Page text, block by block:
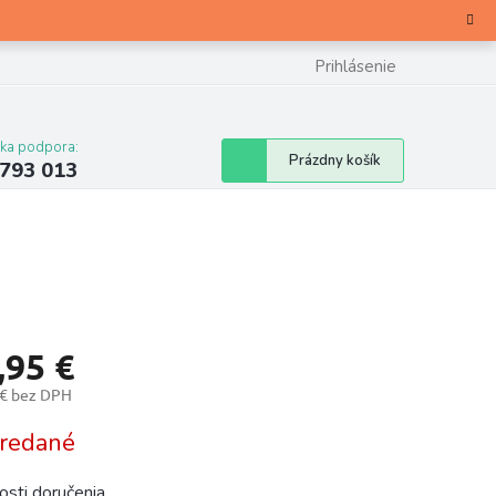
Prihlásenie
podpora:
013
Nákupný
košík
Prázdny košík
€
bez DPH